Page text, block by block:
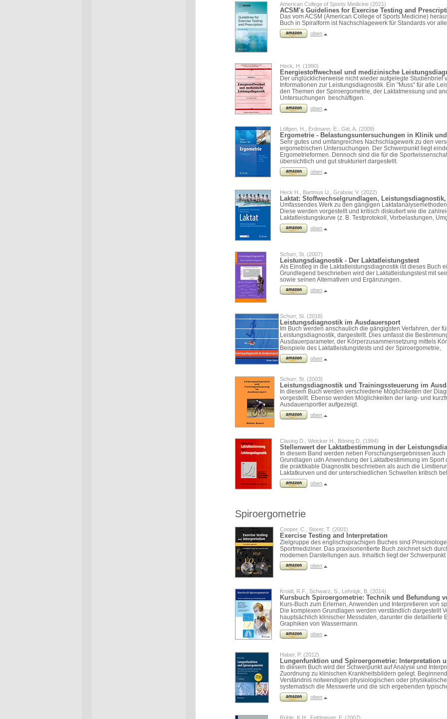
American College of Sports Medicine (2021)
ACSM's Guidelines for Exercise Testing and
Das vom ACSM (American College of Sports Medicine)
Buch in Spiralform ist Nachschlagewerk für Standards vor
oben
Heck, H. (1990)
Energiestoffwechsel und medizinische
Der unglücklicherweise nicht wieder aufgelegte Studienbrief
Informationen zur Leistungsdiagnostik. Ein "Muss" für alle
den Themen der Spiroergometrie, der Laktatmessung und
Untersuchungen beschäftigen.
oben
Löllgen, H., Erdmann, E., Gitt, A. (2009)
Ergometrie - Belastungsuntersuchungen in Klinik
Sehr gutes und umfangreiches Nachschlagewerk zu den
ergometrischen Untersuchungen. Der Schwerpunkt liegt
Ergometrieformen. Dennoch sind die für die
übersichtlich und gut strukturiert dargestellt.
oben
Heck H., Bartmus U., Grabow, V. (2022)
Laktat: Stoffwechselgrundlagen,
Umfassendes Werk zu den gängigen
Diese werden vorgestellt und kritisch diskutiert wie die
Laktatleistungskurve (z. B. Testprotokoll, Vorbelastungen,
oben
Schurr, St. (2007)
Leistungsdiagnostik - Der Laktatleistungstest
Als Einstieg in die Laktatleistungsdiagnostik ist dieses Buch
Grundlegend beschrieben wird der Laktatleistungstest mit
sowie seinen Alternativen und Ergänzungen.
oben
Schurr, St. (2018)
Leistungsdiagnostik im Ausdauersport
Im Buch werden anschaulich die gängigsten Verfahren, der
Leistungsdiagnostik, dargestellt. Dies umfasst die
Ausdauerparameter, der Körperzusammensetzung mittels
Beispiele des Laktatleistungstests und der Spiroergometrie,
oben
Schurr, St. (2003)
Leistungsdiagnostik und Trainingssteuerung im
In diesem Buch werden verschiedene Möglichkeiten der
vorgestellt. Ebenso werden Möglichkeiten der lang- und
Ausdauersportler aufgezeigt.
oben
Clasing D., Weicker H., Böning D. (1994)
Stellenwert der Laktatbestimmung in der
In diesem Band werden neben Forschungsergebnissen
Grundlagen udn Anwendung der Laktatbestimmung im Sport
die praktikable Diagnostik beschrieben als auch die
Laktatkurven und der unterschiedlichen Schwellen kritisch
oben
Spiroergometrie
Cooper, C., Storer, T. (2001)
Exercise Testing and Interpretation
Zielgruppe des englischsprachigen Buches sind
Sportmediziner. Das praxisorientierte Buch zeichnet sich
modernen Darstellungen aus. Inhaltich liegt der
oben
Kroidl, R.F., Schwarz, S., Lehnigk, B. (2014)
Kursbuch Spiroergometrie: Technik und Befundung
Kurs-Buch zum Erlernen, Anwenden und Interpretieren von
Die komplexen Grundlagen werden verständlich dargestellt
hauptsächlich klinischer Messdaten, darunter die detaillierte
Graphiken von Wassermann.
oben
Haber, P. (2012)
Lungenfunktion und Spiroergometrie: Interpretation
In diesem Buch wird der Schwerpunkt auf Analyse und
Zuordnung zu klinischen Krankheitsbildern gelegt.
Verständnis notwendigen physiologischen oder
systematisch die Messwerte und die sich ergebenden
oben
Rühle, K.H., Feldmeyer, F. (2007)